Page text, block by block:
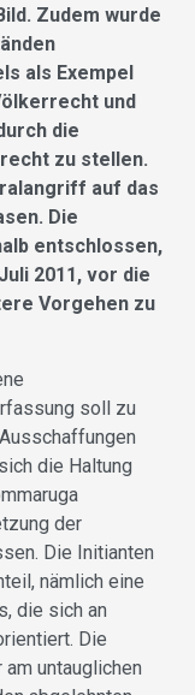
Zudem wurde
als Exempel
und
die
zu stellen.
auf das
Die
entschlossen,
2011, vor die
Vorgehen zu
soll zu
die Haltung
der
Die Initianten
nämlich eine
die sich an
Die
untauglichen